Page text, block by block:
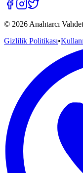
© 2026 Anahtarcı
Gizlilik Politikası•